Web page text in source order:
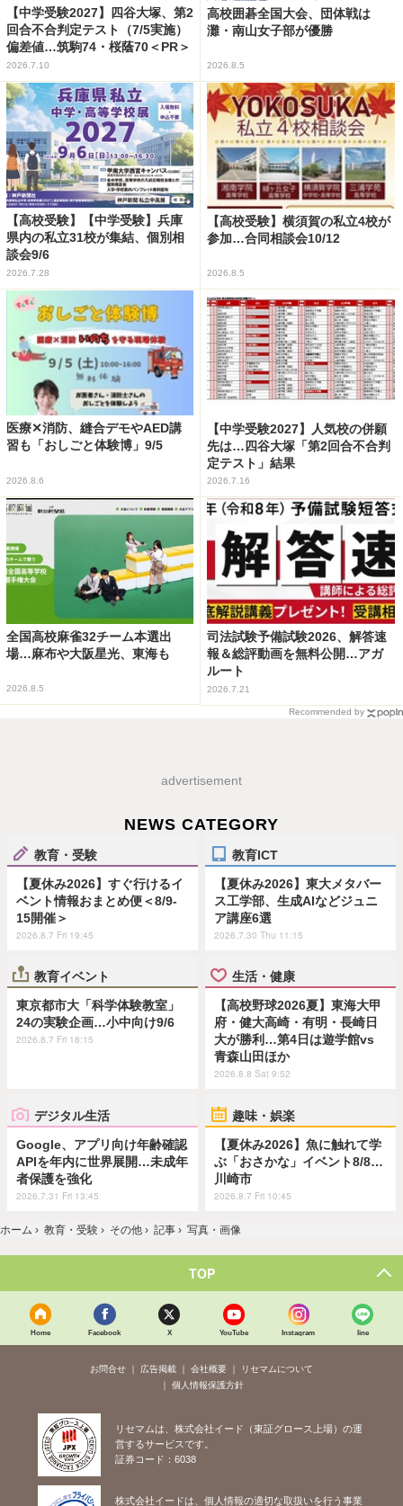
【中学受験2027】四谷大塚、第2
回合不合判定テスト（7/5実施）
偏差値…筑駒74・桜蔭70＜PR＞
2026.7.10
高校囲碁全国大会、団体戦は
灘・南山女子部が優勝
2026.8.5
【高校受験】【中学受験】兵庫
県内の私立31校が集結、個別相
談会9/6
2026.7.28
【高校受験】横須賀の私立4校が
参加…合同相談会10/12
2026.8.5
医療✕消防、縫合デモやAED講
習も「おしごと体験博」9/5
2026.8.6
【中学受験2027】人気校の併願
先は…四谷大塚「第2回合不合判
定テスト」結果
2026.7.16
全国高校麻雀32チーム本選出
場…麻布や大阪星光、東海も
2026.8.5
司法試験予備試験2026、解答速
報＆総評動画を無料公開…アガ
ルート
2026.7.21
Recommended by
advertisement
NEWS CATEGORY
教育・受験
【夏休み2026】すぐ行けるイ
ベント情報おまとめ便＜8/9-
15開催＞
2026.8.7 Fri 19:45
教育ICT
【夏休み2026】東大メタバー
ス工学部、生成AIなどジュニ
ア講座6選
2026.7.30 Thu 11:15
教育イベント
東京都市大「科学体験教室」
24の実験企画…小中向け9/6
2026.8.7 Fri 18:15
生活・健康
【高校野球2026夏】東海大甲
府・健大高崎・有明・長崎日
大が勝利…第4日は遊学館vs
青森山田ほか
2026.8.8 Sat 9:52
デジタル生活
Google、アプリ向け年齢確認
APIを年内に世界展開…未成年
者保護を強化
2026.7.31 Fri 13:45
趣味・娯楽
【夏休み2026】魚に触れて学
ぶ「おさかな」イベント8/8…
川崎市
2026.8.7 Fri 10:45
ホーム › 教育・受験 › その他 › 記事 › 写真・画像
TOP
Home Facebook X YouTube Instagram line
お問合せ 広告掲載 会社概要
リセマムについて
個人情報保護方針
リセマムは、株式会社イード（東証グロース上場）の運
営するサービスです。
証券コード：6038
株式会社イードは、個人情報の適切な取扱いを行う事業